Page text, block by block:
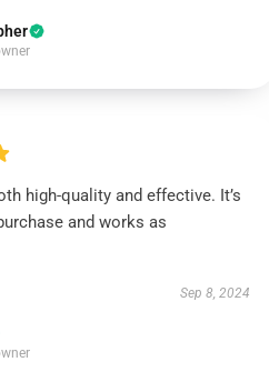
high-quality and effective. It’s
and works as
Sep 8, 2024